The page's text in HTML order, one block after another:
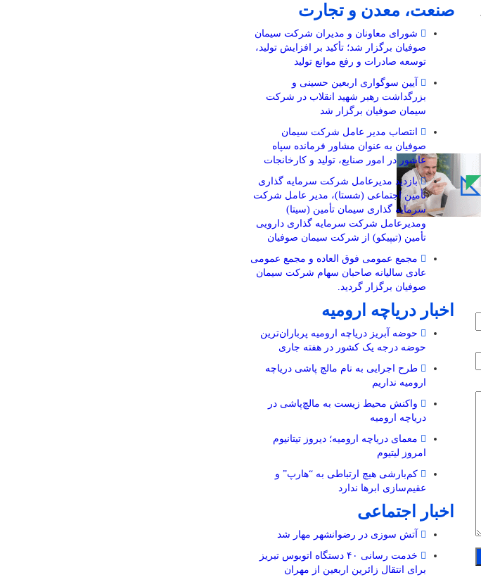
صنعت، معدن و تجارت
شورای معاونان و مدیران شرکت سیمان
صوفیان برگزار شد؛ تأکید بر افزایش تولید،
توسعه صادرات و رفع موانع تولید
آیین سوگواری اربعین حسینی و
بزرگداشت رهبر شهید انقلاب در شرکت
سیمان صوفیان برگزار شد
انتصاب مدیر عامل شرکت سیمان
صوفیان به عنوان مشاور فرمانده سپاه
عاشور در امور صنایع، تولید و کارخانجات
بازدید مدیرعامل شرکت سرمایه گذاری
تأمین اجتماعی (شستا)، مدیر عامل شرکت
سرمایه گذاری سیمان تأمین (سیتا)
ومدیرعامل شرکت سرمایه گذاری دارویی
تأمین (تیپیکو) از شرکت سیمان صوفیان
مجمع عمومی فوق العاده و مجمع عمومی
عادی سالیانه صاحبان سهام شرکت سیمان
صوفیان برگزار گردید.
اخبار دریاچه ارومیه
حوضه آبریز دریاچه ارومیه پرباران‌ترین
حوضه‌ درجه یک کشور در هفته جاری
طرح اجرایی به نام مالچ پاشی دریاچه
ارومیه نداریم
واکنش محیط زیست به مالچ‌پاشی در
دریاچه ارومیه
معمای دریاچه ارومیه؛ دیروز تیتانیوم
امروز لیتیوم
کم‌بارشی هیچ ارتباطی به “هارپ” و
عقیم‌سازی ابرها ندارد
اخبار اجتماعی
آتش سوزی در رضوانشهر مهار شد
خدمت رسانی ۴۰ دستگاه اتوبوس تبریز
برای انتقال زائرین اربعین از مهران